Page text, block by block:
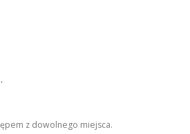
z dowolnego miejsca.